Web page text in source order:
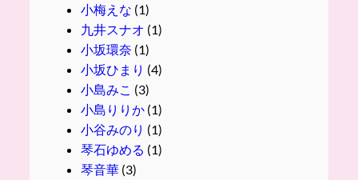
小梅えな (1)
九井スナオ (1)
小坂環奈 (1)
小坂ひまり (4)
小島みこ (3)
小島りりか(1)
小谷みのり (1)
琴石ゆめる (1)
琴音華(3)